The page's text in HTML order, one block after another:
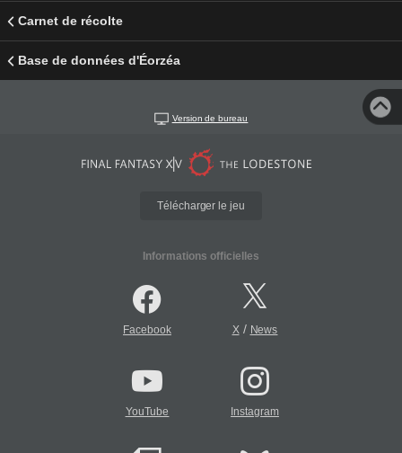
Carnet de récolte
Base de données d'Éorzéa
Version de bureau
Télécharger le jeu
Informations officielles
Facebook X/ News
YouTube Instagram